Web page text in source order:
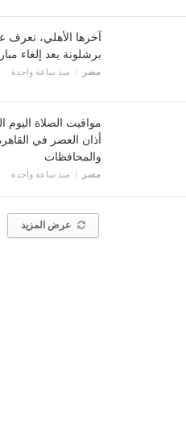
آخرها الأهلي، تعرف
برشلونة بعد إلغاء
مصر منذ ساعة واحدة
مواقيت الصلاة اليوم
أذان العصر في
والمحافظات
مصر منذ ساعة واحدة
عرض المزيد